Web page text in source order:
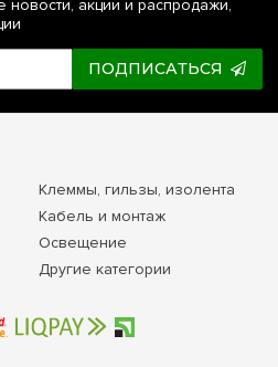
новости, акции и распродажи,
ПОДПИСАТЬСЯ
Клеммы, гильзы, изолента
Кабель и монтаж
Освещение
Другие категории